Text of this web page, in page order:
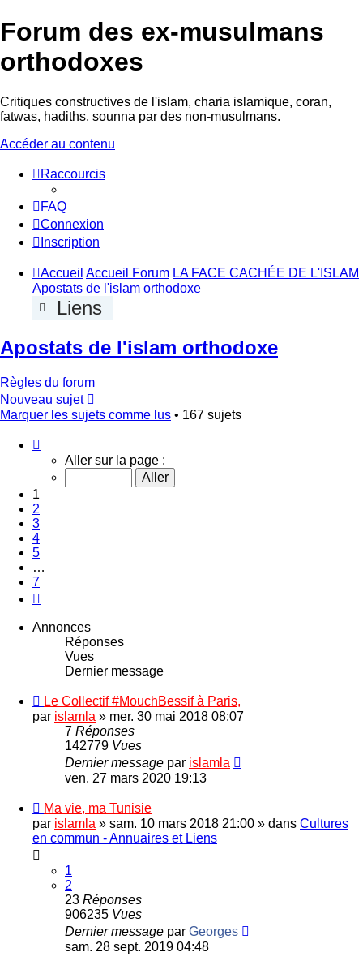
Forum des ex-musulmans
orthodoxes
Critiques constructives de l'islam, charia islamique, coran,
fatwas, hadiths, sounna par des non-musulmans.
Accéder au contenu
Raccourcis
FAQ
Connexion
Inscription
Accueil Accueil Forum LA FACE CACHÉE DE L'ISLAM
Apostats de l'islam orthodoxe
Liens
Apostats de l'islam orthodoxe
Règles du forum
Nouveau sujet
Marquer les sujets comme lus • 167 sujets
Aller sur la page :
1
2
3
4
5
…
7
Annonces
Réponses
Vues
Dernier message
Le Collectif #MouchBessif à Paris,
par islamla » mer. 30 mai 2018 08:07
7 Réponses
142779 Vues
Dernier message par islamla
ven. 27 mars 2020 19:13
Ma vie, ma Tunisie
par islamla » sam. 10 mars 2018 21:00 » dans Cultures
en commun - Annuaires et Liens
1
2
23 Réponses
906235 Vues
Dernier message par Georges
sam. 28 sept. 2019 04:48